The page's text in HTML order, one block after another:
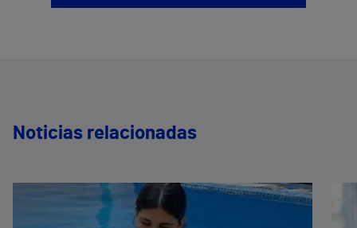
Noticias relacionadas